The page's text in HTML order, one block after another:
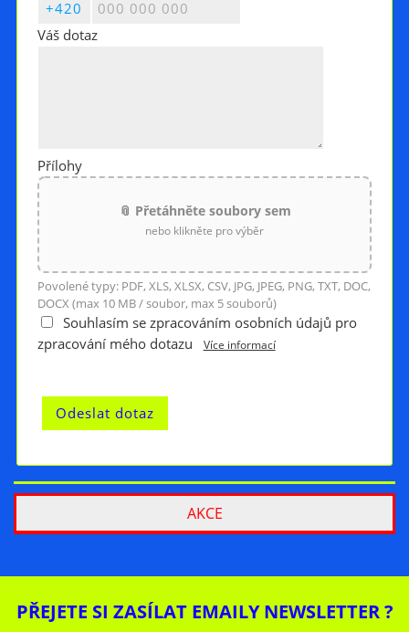
Váš dotaz
Přílohy
📎 Přetáhněte soubory sem
nebo klikněte pro výběr
Povolené typy: PDF, XLS, XLSX, CSV, JPG, JPEG, PNG, TXT, DOC,
DOCX (max 10 MB / soubor, max 5 souborů)
Souhlasím se zpracováním osobních údajů pro
zpracování mého dotazu
Více informací
AKCE
PŘEJETE SI ZASÍLAT EMAILY NEWSLETTER ?